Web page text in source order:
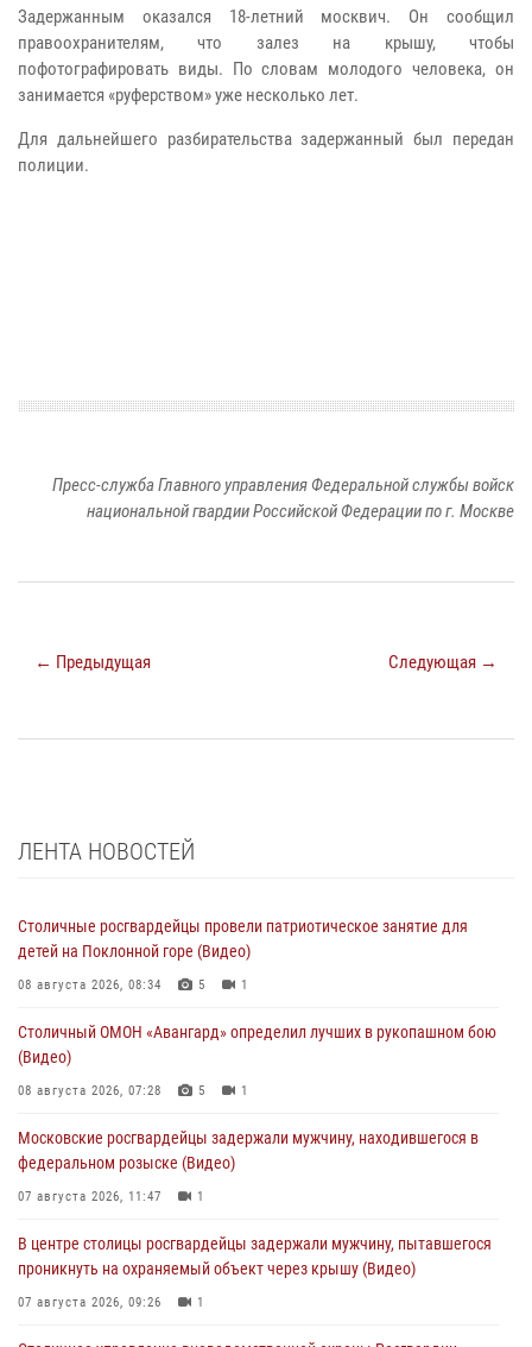
Задержанным оказался 18-летний москвич. Он сообщил
правоохранителям, что залез на крышу, чтобы
пофотографировать виды. По словам молодого человека, он
занимается «руферством» уже несколько лет.
Для дальнейшего разбирательства задержанный был передан
полиции.
Пресс-служба Главного управления Федеральной службы войск
национальной гвардии Российской Федерации по г. Москве
← Предыдущая Следующая →
ЛЕНТА НОВОСТЕЙ
Столичные росгвардейцы провели патриотическое занятие для
детей на Поклонной горе (Видео)
08 августа 2026, 08:34 5 1
Столичный ОМОН «Авангард» определил лучших в рукопашном бою
(Видео)
08 августа 2026, 07:28 5 1
Московские росгвардейцы задержали мужчину, находившегося в
федеральном розыске (Видео)
07 августа 2026, 11:47 1
В центре столицы росгвардейцы задержали мужчину, пытавшегося
проникнуть на охраняемый объект через крышу (Видео)
07 августа 2026, 09:26 1